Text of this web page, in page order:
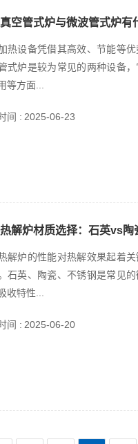
空管式炉与微波管式炉有
热设备凭借其高效、节能等
式炉是较为常见的两种设备
等方面...
间 : 2025-06-23
解炉材质选择：石英vs陶
解炉的性能对热解效果起着
石英、陶瓷、不锈钢是常见
收特性...
间 : 2025-06-20